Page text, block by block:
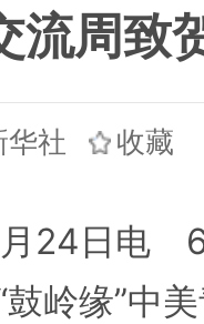
流周致
社 收藏
24日电 6
岭缘”中